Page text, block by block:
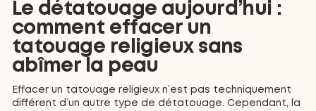
Le détatouage aujourd’hui :
comment effacer un
tatouage religieux sans
abîmer la peau
Effacer un tatouage religieux n’est pas techniquement
différent d’un autre type de détatouage. Cependant, la